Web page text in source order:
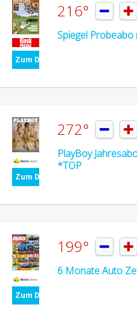
Zum Deal
216°  
Spiegel Probeabo
Zum Deal
272°  
PlayBoy
*TOP
Zum Deal
199°  
6 Monate Auto